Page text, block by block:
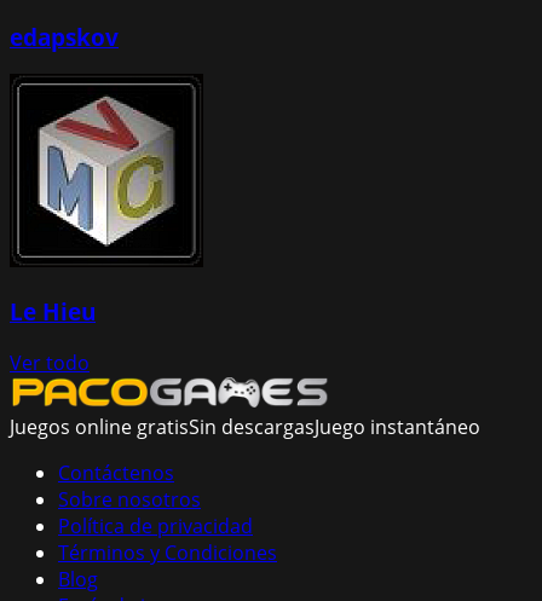
edapskov
Le Hieu
Ver todo
Juegos online gratisSin descargasJuego instantáneo
Contáctenos
Sobre nosotros
Política de privacidad
Términos y Condiciones
Blog